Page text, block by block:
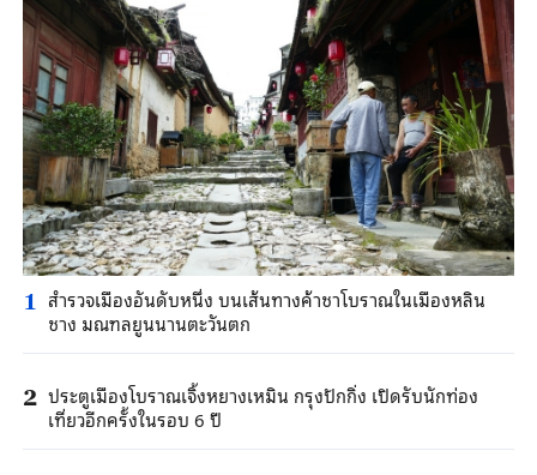
1 สำรวจเมืองอันดับหนึ่ง บนเส้นทางค้าชาโบราณในเมืองหลิน
ชาง มณฑลยูนนานตะวันตก
2 ประตูเมืองโบราณเจิ้งหยางเหมิน กรุงปักกิ่ง เปิดรับนักท่อง
เที่ยวอีกครั้งในรอบ 6 ปี